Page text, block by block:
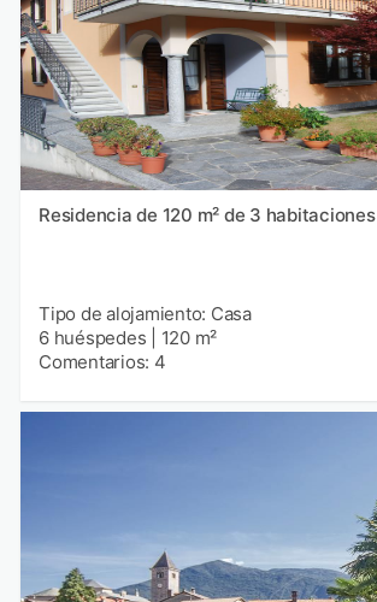
Residencia de 120 m² de 3 habitaciones
Tipo de alojamiento: Casa
6 huéspedes
120 m²
Comentarios: 4